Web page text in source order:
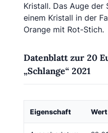
Kristall. Das Auge der
einem Kristall in der
Orange mit Rot-Stich.
Datenblatt zur 20
„Schlange“ 2021
Eigenschaft Wert